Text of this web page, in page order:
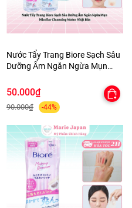
Nước Tẩy Trang Biore Sạch Sâu
Dưỡng Ẩm Ngăn Ngừa Mụn
Bản
50.000₫
90.000₫ -44%